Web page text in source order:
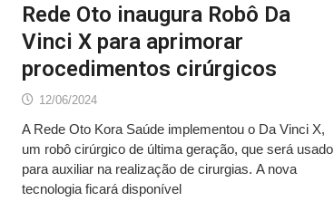
Rede Oto inaugura Robô Da
Vinci X para aprimorar
procedimentos cirúrgicos
12/06/2024
A Rede Oto Kora Saúde implementou o Da Vinci X,
um robô cirúrgico de última geração, que será usado
para auxiliar na realização de cirurgias. A nova
tecnologia ficará disponível